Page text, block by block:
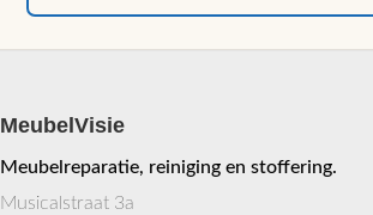
MeubelVisie
Meubelreparatie, reiniging en stoffering.
Musicalstraat 3a